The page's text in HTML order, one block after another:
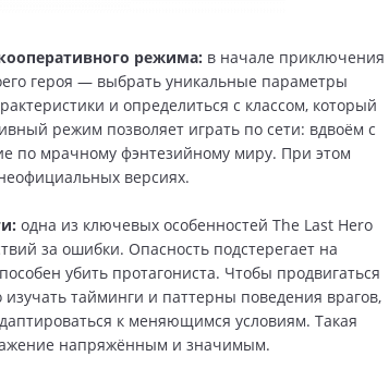
режима: в начале приключения
героя — выбрать уникальные параметры
и определиться с классом, который
режим позволяет играть по сети: вдвоём с
по мрачному фэнтезийному миру. При этом
версиях.
одна из ключевых особенностей The Last Hero
за ошибки. Опасность подстерегает на
убить протагониста. Чтобы продвигаться
тайминги и паттерны поведения врагов,
к меняющимся условиям. Такая
напряжённым и значимым.